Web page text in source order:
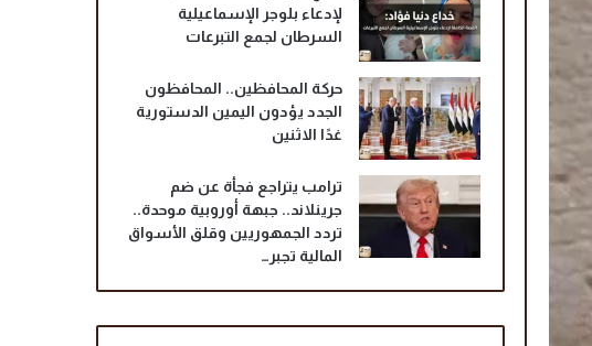
لإدعاء بلوجر الإسماعيلية
السرطان لجمع التبرعات
حركة المحافظين.. المحافظون
الجدد يؤدون اليمين الدستورية
غدًا الاثنين
ترامب يتراجع فجأة عن ضم
جرينلاند.. جبهة أوروبية موحدة..
تردد الجمهوريين وقلق الأسواق
المالية تجبر…